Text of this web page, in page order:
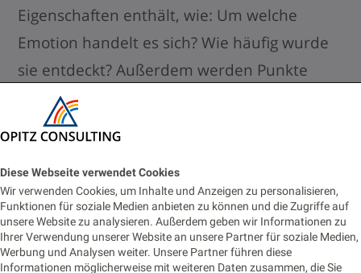
Diese Webseite verwendet Cookies
Wir verwenden Cookies, um Inhalte und Anzeigen zu personalisieren,
Funktionen für soziale Medien anbieten zu können und die Zugriffe auf
unsere Website zu analysieren. Außerdem geben wir Informationen zu
Ihrer Verwendung unserer Website an unsere Partner für soziale Medien,
Werbung und Analysen weiter. Unsere Partner führen diese
Informationen möglicherweise mit weiteren Daten zusammen, die Sie
Eigenschaften enthält, wie: Um welche
Emotion handelt es sich? Wie häufig wurde
sie entdeckt? Außerdem werden Punkte
vergeben und die Emotion einer Kategorie
zugeordnet.
Ein Beispiel:
It is 2 o’clock in the morning. Awake
but tired. I need to sleep but my brain